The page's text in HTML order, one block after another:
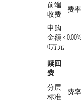
前端
收费
费率
申购
金额 <
0万元
0.00%
赎回
费
分层
标准
费率